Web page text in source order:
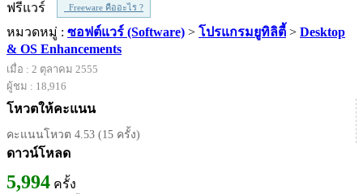
ฟรีแวร์
Freeware คืออะไร ?
หมวดหมู่ : ซอฟต์แวร์ (Software) > โปรแกรมยูทิลิตี้ > Desktop
& OS Enhancements
เมื่อ : 2 ตุลาคม 2555
ผู้ชม : 18,916
โหวตให้คะแนน
คะแนนโหวต 4.53 (15 ครั้ง)
ดาวน์โหลด
5,994 ครั้ง